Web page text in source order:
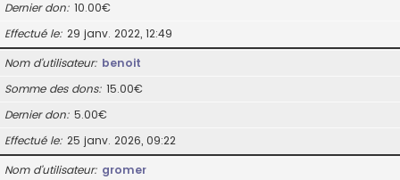
Dernier don 10.00€
Effectué le 29 janv. 2022, 12:49
Nom d’utilisateur benoit
Somme des dons 15.00€
Dernier don 5.00€
Effectué le 25 janv. 2026, 09:22
Nom d’utilisateur gromer